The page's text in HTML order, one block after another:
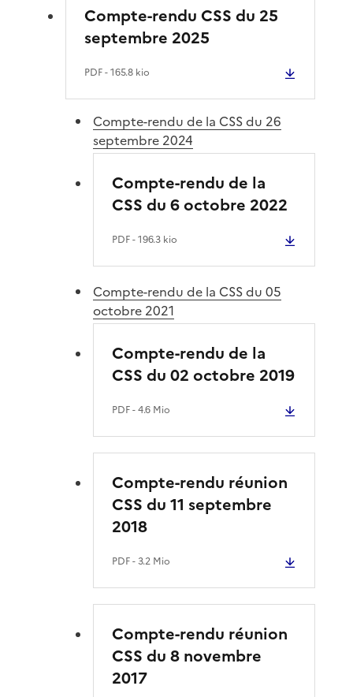
Compte-rendu CSS du 25
septembre 2025
PDF- 165.8 kio
Compte-rendu de la CSS du 26
septembre 2024
Compte-rendu de la
CSS du 6 octobre 2022
PDF- 196.3 kio
Compte-rendu de la CSS du 05
octobre 2021
Compte-rendu de la
CSS du 02 octobre 2019
PDF- 4.6 Mio
Compte-rendu réunion
CSS du 11 septembre
2018
PDF- 3.2 Mio
Compte-rendu réunion
CSS du 8 novembre
2017